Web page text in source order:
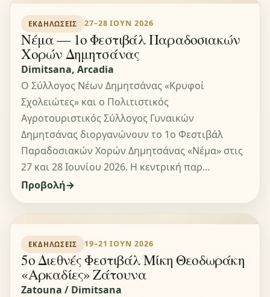
ΕΚΔΗΛΏΣΕΙΣ 27–28 ΙΟΥΝ 2026
Νέμα — 1ο Φεστιβάλ Παραδοσιακών
Χορών Δημητσάνας
Dimitsana, Arcadia
Ο Σύλλογος Νέων Δημητσάνας «Κρυφοί
Σχολειώτες» και ο Πολιτιστικός
Αγροτουριστικός Σύλλογος Γυναικών
Δημητσάνας διοργανώνουν το 1ο Φεστιβάλ
Παραδοσιακών Χορών Δημητσάνας «Νέμα» στις
27 και 28 Ιουνίου 2026. Η κεντρική παρ…
Προβολή
ΕΚΔΗΛΏΣΕΙΣ 19–21 ΙΟΥΝ 2026
5ο Διεθνές Φεστιβάλ Μίκη Θεοδωράκη
«Αρκαδίες» Ζάτουνα
Zatouna / Dimitsana